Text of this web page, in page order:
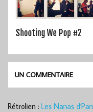
Shooting We Pop #2
UN COMMENTAIRE
Rétrolien : Les Nanas